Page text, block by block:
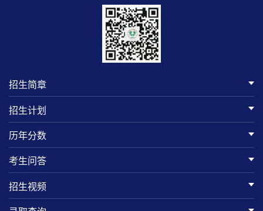
招生简章
招生计划
历年分数
考生问答
招生视频